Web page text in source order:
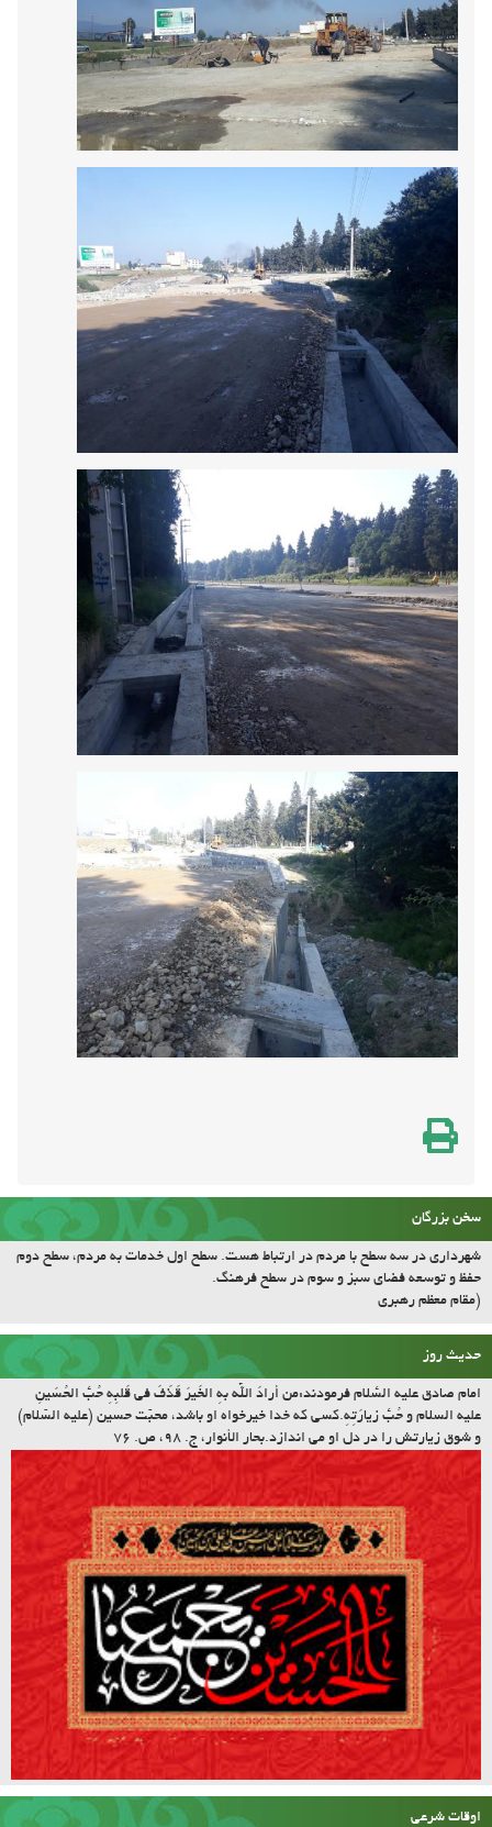
شهرداری در سه سطح با مردم در ارتباط هست. سطح اول خدمات به مردم، سطح دوم
حفظ و توسعه فضای سبز و سوم در سطح فرهنگ.
(مقام معظم رهبری
حدیث روز
امام صادق علیه السّلام فرمودند:مَن أرادَ اللّه بِهِ الخَیرَ قَذَفَ فی قَلبِهِ حُبَّ الحُسَینِ
علیه السلام و حُبَّ زیارَتِهِ.کسى که خدا خیرخواه او باشد، محبّت حسین (علیه السّلام)
و شوق زیارتش را در دل او مى اندازد.بحار الأنوار، ج. ۹۸، ص. ۷۶
اوقات شرعی